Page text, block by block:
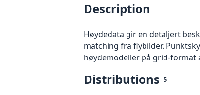
Description
Høydedata gir en detaljert
matching fra flybilder.
høydemodeller på grid-format
Distributions 5